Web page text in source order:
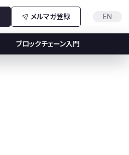
メルマガ登録 EN
ブロックチェーン入門